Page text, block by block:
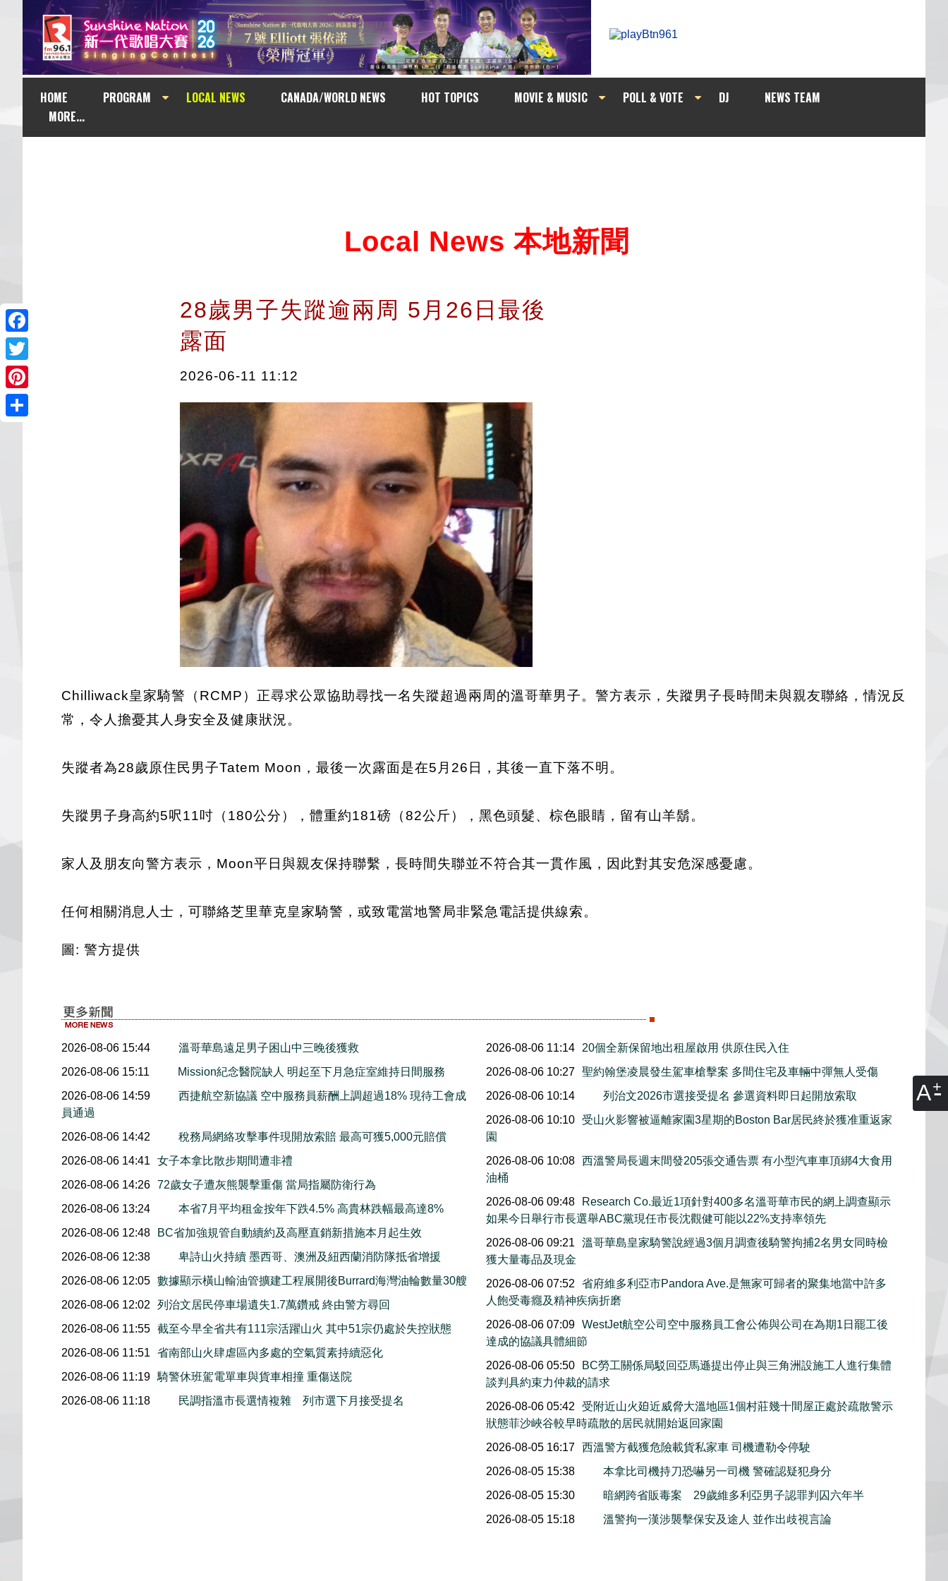
A
HOME PROGRAM LOCAL NEWS CANADA/WORLD NEWS HOT TOPICS MOVIE & MUSIC POLL & VOTE DJ
NEWS TEAM
MORE...
Facebook
Twitter
Pinterest
Local News 本地新聞
28歲男子失蹤逾兩周 5月26日最後
露面
2026-06-11 11:12
Chilliwack皇家騎警（RCMP）正尋求公眾協助尋找一名失蹤超過兩周的溫哥華男子。警方表示，失蹤男子長時間未與親友聯絡，情況反
常，令人擔憂其人身安全及健康狀況。
失蹤者為28歲原住民男子Tatem Moon，最後一次露面是在5月26日，其後一直下落不明。
失蹤男子身高約5呎11吋（180公分），體重約181磅（82公斤），黑色頭髮、棕色眼睛，留有山羊鬍。
家人及朋友向警方表示，Moon平日與親友保持聯繫，長時間失聯並不符合其一貫作風，因此對其安危深感憂慮。
任何相關消息人士，可聯絡芝里華克皇家騎警，或致電當地警局非緊急電話提供線索。
圖: 警方提供
2026-08-06 15:44
溫哥華島遠足男子困山中三晚後獲救
2026-08-06 15:11
Mission紀念醫院缺人 明起至下月急症室維持日間服務
2026-08-06 14:59
西捷航空新協議 空中服務員薪酬上調超過18% 現待工會成
員通過
2026-08-06 14:42
稅務局網絡攻擊事件現開放索賠 最高可獲5,000元賠償
2026-08-06 14:41
女子本拿比散步期間遭非禮
2026-08-06 14:26 72歲女子遭灰熊襲擊重傷 當局指屬防衛行為
2026-08-06 13:24
本省7月平均租金按年下跌4.5% 高貴林跌幅最高達8%
2026-08-06 12:48
BC省加強規管自動續約及高壓直銷新措施本月起生效
2026-08-06 12:38
卑詩山火持續 墨西哥、澳洲及紐西蘭消防隊抵省增援
2026-08-06 12:05 數據顯示橫山輸油管擴建工程展開後Burrard海灣油輪數量30艘
2026-08-06 12:02
列治文居民停車場遺失1.7萬鑽戒 終由警方尋回
2026-08-06 11:55 截至今早全省共有111宗活躍山火 其中51宗仍處於失控狀態
2026-08-06 11:51
省南部山火肆虐區內多處的空氣質素持續惡化
2026-08-06 11:19 騎警休班駕電單車與貨車相撞 重傷送院
2026-08-06 11:18
民調指溫市長選情複雜 列市選下月接受提名
2026-08-06 11:14
20個全新保留地出租屋啟用 供原住民入住
2026-08-06 10:27
聖約翰堡凌晨發生駕車槍擊案 多間住宅及車輛中彈無人受傷
2026-08-06 10:14
列治文2026市選接受提名 參選資料即日起開放索取
2026-08-06 10:10
受山火影響被逼離家園3星期的Boston Bar居民終於獲准重返家
園
2026-08-06 10:08
西溫警局長週末間發205張交通告票 有小型汽車車頂綁4大食用
油桶
2026-08-06 09:48
Research Co.最近1項針對400多名溫哥華市民的網上調查顯示
如果今日舉行市長選舉ABC黨現任市長沈觀健可能以22%支持率領先
2026-08-06 09:21
溫哥華島皇家騎警說經過3個月調查後騎警拘捕2名男女同時檢
獲大量毒品及現金
2026-08-06 07:52
省府維多利亞市Pandora Ave.是無家可歸者的聚集地當中許多
人飽受毒癮及精神疾病折磨
2026-08-06 07:09
WestJet航空公司空中服務員工會公佈與公司在為期1日罷工後
達成的協議具體細節
2026-08-06 05:50
BC勞工關係局駁回亞馬遜提出停止與三角洲設施工人進行集體
談判具約束力仲裁的請求
2026-08-06 05:42
受附近山火廹近威脅大溫地區1個村莊幾十間屋正處於疏散警示
狀態菲沙峽谷較早時疏散的居民就開始返回家園
2026-08-05 16:17
西溫警方截獲危險載貨私家車 司機遭勒令停駛
2026-08-05 15:38
本拿比司機持刀恐嚇另一司機 警確認疑犯身分
2026-08-05 15:30
暗網跨省販毒案 29歲維多利亞男子認罪判囚六年半
2026-08-05 15:18
溫警拘一漢涉襲擊保安及途人 並作出歧視言論